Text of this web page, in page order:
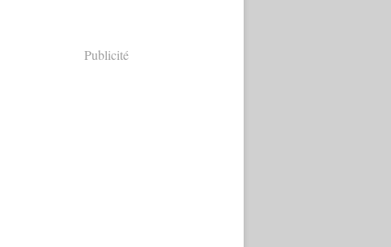
Publicité